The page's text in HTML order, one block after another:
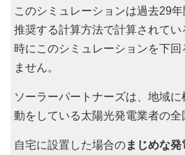
このシミュレーションは過去29
推奨する計算方法で計算されて
時にこのシミュレーションを下回
ません。
ソーラーパートナーズは、地域
動をしている太陽光発電業者の全
自宅に設置した場合のまじめな